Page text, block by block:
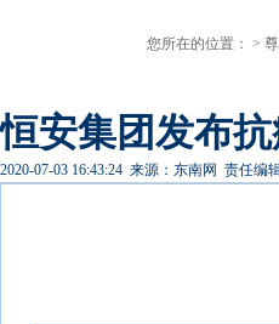
您所在的位置： >
恒安集团发布
2020-07-03 16:43:24 来源：东南网 责任编